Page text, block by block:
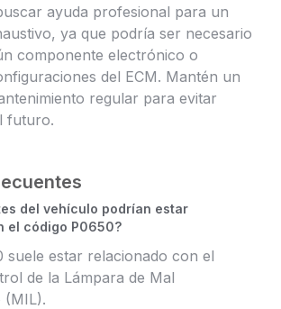
ayuda profesional para un
ya que podría ser necesario
componente electrónico o
del ECM. Mantén un
regular para evitar
futuro.
del vehículo podrían estar
el código P0650?
suele estar relacionado con el
de la Lámpara de Mal
(MIL).